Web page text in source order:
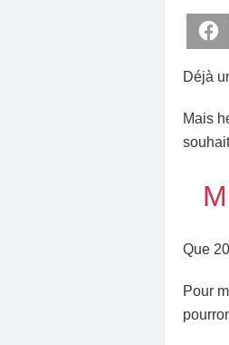
Déjà
Mais
Que
Pour